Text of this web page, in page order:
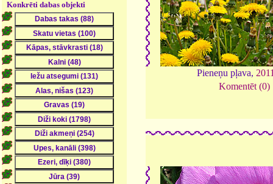
Konkrēti dabas objekti
Pieneņu pļava,
Komentēt (0)